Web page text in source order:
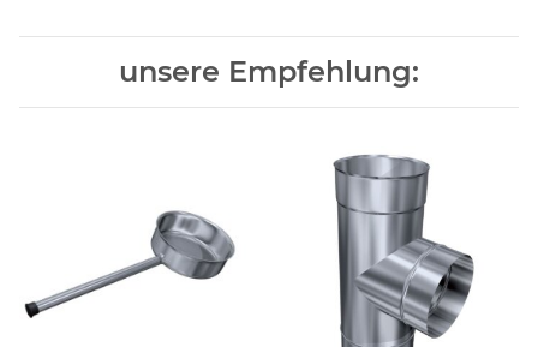
unsere Empfehlung: